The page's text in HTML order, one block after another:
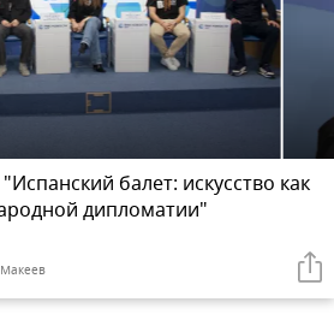
балет: искусство как
дипломатии"